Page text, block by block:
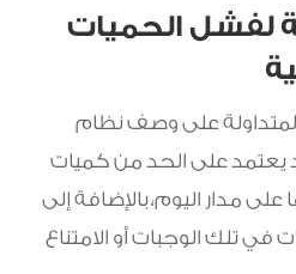
لفشل الحميات
المتداولة على وصف نظام
يعتمد على الحد من كميات
مدار اليوم، بالإضافة إلى
في تلك الوجبات أو الامتناع